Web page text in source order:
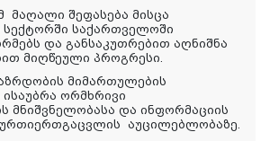
მაღალი შეფასება მისცა
საქართველოში
და განსაკუთრებით აღნიშნა
მიღწეული პროგრესი.
მიმართულების
ორმხრივი
მნიშვნელობასა და ინფორმაციის
ურთიერთგაცვლის აუცილებლობაზე.